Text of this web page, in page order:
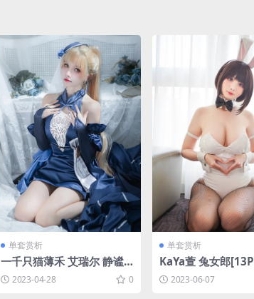
单套赏析
一千只猫薄禾 艾瑞尔 静谧
夜曲[18P-33.9M]
2023-04-28 0
单套赏析
KaYa萱 兔女郎
2023-06-07